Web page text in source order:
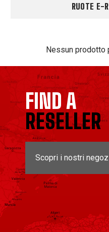
RUOTE E-
Nessun prodotto
FIND A
RESELLER
Scopri i nostri